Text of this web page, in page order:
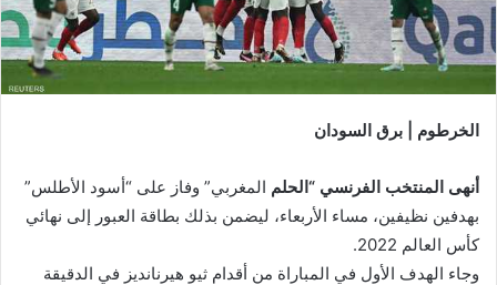
الخرطوم | برق السودان
أنهى المنتخب الفرنسي “الحلم المغربي” وفاز على “أسود الأطلس”
بهدفين نظيفين، مساء الأربعاء، ليضمن بذلك بطاقة العبور إلى نهائي
كأس العالم 2022.
وجاء الهدف الأول في المباراة من أقدام ثيو هيرنانديز في الدقيقة